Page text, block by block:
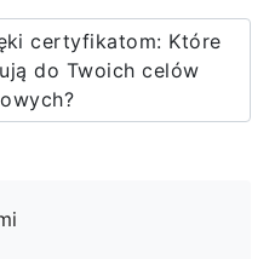
certyfikatom: Które
do Twoich celów